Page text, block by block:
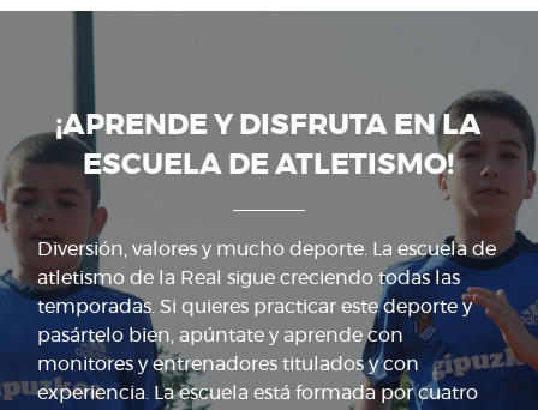
¡APRENDE Y DISFRUTA EN LA
ESCUELA DE ATLETISMO!
Diversión, valores y mucho deporte. La escuela de
atletismo de la Real sigue creciendo todas las
temporadas. Si quieres practicar este deporte y
pasártelo bien, apúntate y aprende con
monitores y entrenadores titulados y con
experiencia. La escuela está formada por cuatro